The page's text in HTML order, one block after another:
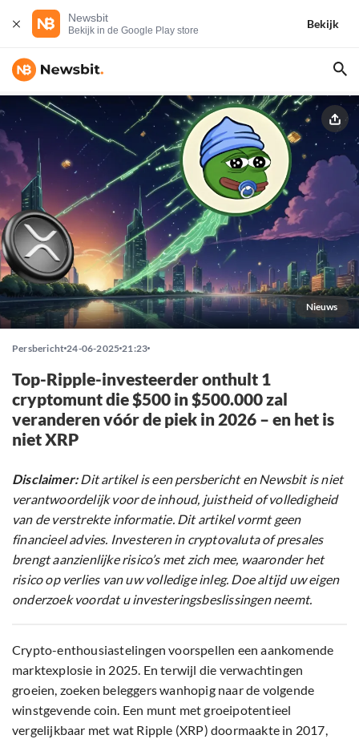
Newsbit
Bekijk in de Google Play store
Bekijk
Nieuws
Persbericht 24-06-2025 21:23
Top-Ripple-investeerder onthult 1
cryptomunt die $500 in $500.000 zal
veranderen vóór de piek in 2026 – en het is
niet XRP
Disclaimer:Dit artikel is een persbericht en Newsbit is niet
verantwoordelijk voor de inhoud, juistheid of volledigheid
van de verstrekte informatie. Dit artikel vormt geen
financieel advies. Investeren in cryptovaluta of presales
brengt aanzienlijke risico’s met zich mee, waaronder het
risico op verlies van uw volledige inleg. Doe altijd uw eigen
onderzoek voordat u investeringsbeslissingen neemt.
Crypto-enthousiastelingen voorspellen een aankomende
marktexplosie in 2025. En terwijl die verwachtingen
groeien, zoeken beleggers wanhopig naar de volgende
winstgevende coin. Een munt met groeipotentieel
vergelijkbaar met wat Ripple (XRP) doormaakte in 2017,